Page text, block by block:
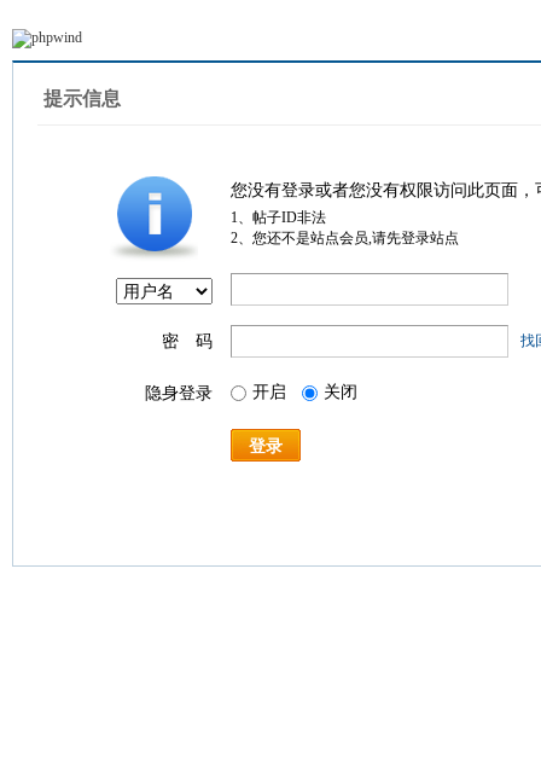
提示信息
您没有登录或者您没有权限访问此页面
1、帖子ID非法
2、您还不是站点会员,请先登录站点
密 码 找
隐身登录 开启 关闭
登录